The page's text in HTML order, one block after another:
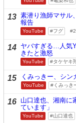
13 素潜り漁師マサル
報告
YouTube フグ
14 ヤバすぎる…人気
きたと激怒
YouTube タケヤキ
15 くみっきー、シン
YouTube くみっき
16 山口達也、湘南に
ています」
YouTube 山口達也